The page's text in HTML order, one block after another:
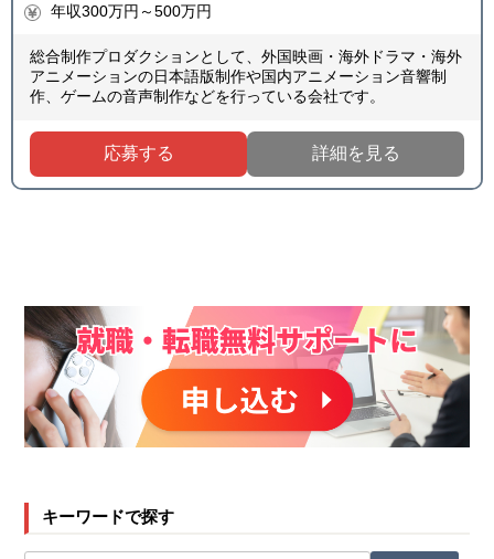
年収300万円～500万円
総合制作プロダクションとして、外国映画・海外ドラマ・海外
アニメーションの日本語版制作や国内アニメーション音響制
作、ゲームの音声制作などを行っている会社です。
応募する 詳細を見る
キーワードで探す